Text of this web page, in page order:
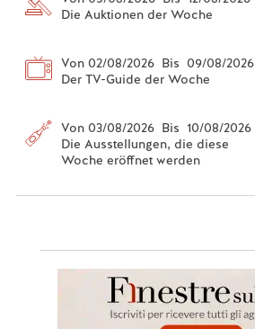
Die Auktionen der Woche
Von 02/08/2026 Bis 09/08/2026
Der TV-Guide der Woche
Von 03/08/2026 Bis 10/08/2026
Die Ausstellungen, die diese
Woche eröffnet werden